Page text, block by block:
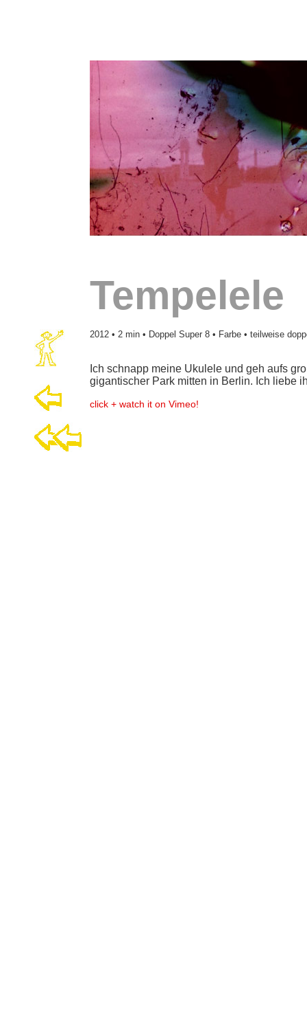
Tempelele
2012 • 2 min • Doppel Super 8 • Farbe • teilweise
Ich schnapp meine Ukulele und geh aufs
gigantischer Park mitten in Berlin. Ich liebe
click + watch it on Vimeo!